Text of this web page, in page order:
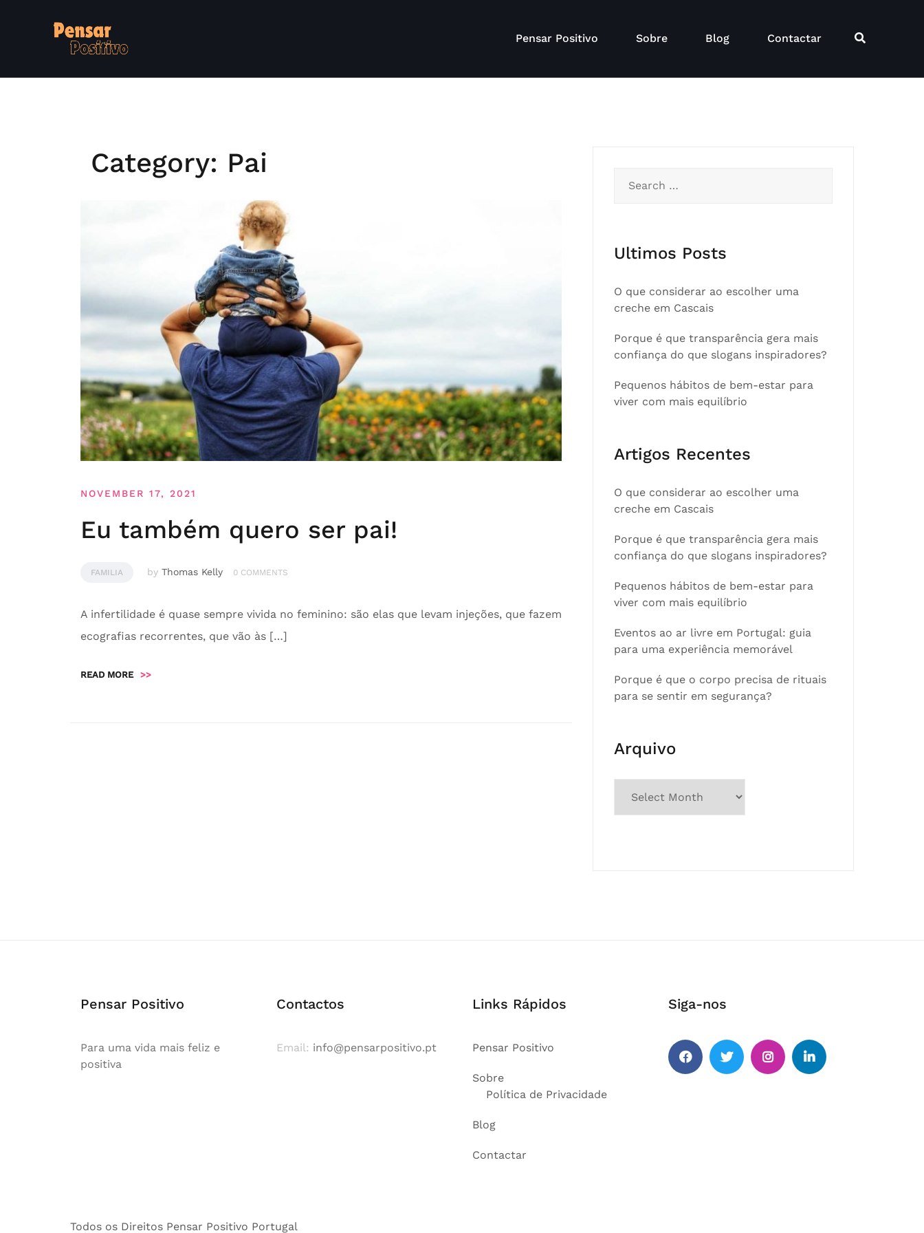
Pensar Positivo Sobre Blog Contactar
Category: Pai
NOVEMBER 17, 2021
Eu também quero ser pai!
FAMILIA by Thomas Kelly 0 COMMENTS
A infertilidade é quase sempre vivida no feminino: são elas que levam injeções, que fazem
ecografias recorrentes, que vão às […]
READ MORE >>
for:
Ultimos Posts
O que considerar ao escolher uma
creche em Cascais
Porque é que transparência gera mais
confiança do que slogans inspiradores?
Pequenos hábitos de bem-estar para
viver com mais equilíbrio
Artigos Recentes
O que considerar ao escolher uma
creche em Cascais
Porque é que transparência gera mais
confiança do que slogans inspiradores?
Pequenos hábitos de bem-estar para
viver com mais equilíbrio
Eventos ao ar livre em Portugal: guia
para uma experiência memorável
Porque é que o corpo precisa de rituais
para se sentir em segurança?
Arquivo
Pensar Positivo
Para uma vida mais feliz e
positiva
Contactos
Email: info@pensarpositivo.pt
Links Rápidos
Pensar Positivo
Sobre
Política de Privacidade
Blog
Contactar
Siga-nos
Todos os Direitos Pensar Positivo Portugal